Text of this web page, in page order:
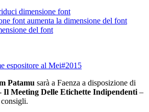
dimensione font
aumenta la dimensione del font
Patamu sarà a Faenza a disposizione di
Il Meeting Delle Etichette Indipendenti –